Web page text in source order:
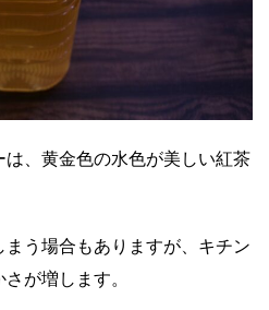
、黄金色の水色が美しい紅茶
う場合もありますが、キチン
が増します。